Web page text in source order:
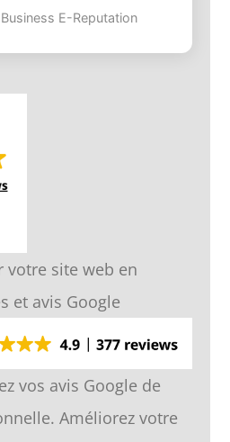
E-Reputation
votre site web en
et avis Google
vos avis Google de
Améliorez votre